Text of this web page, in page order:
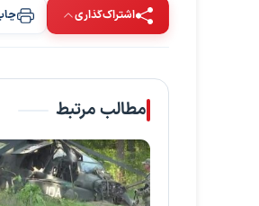
اشتراک‌گذاری
مطالب مرتبط